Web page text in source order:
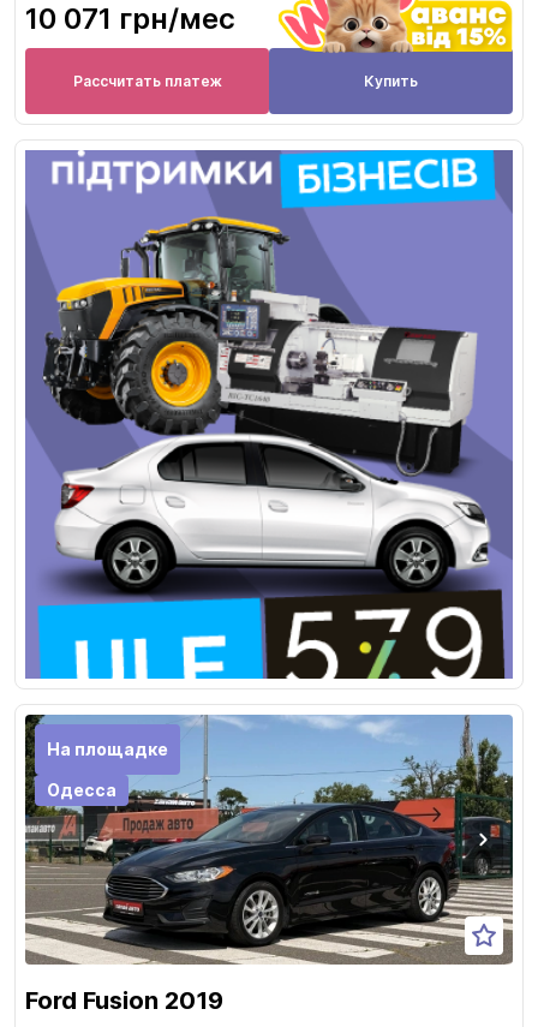
10 071 грн/мес
Рассчитать платеж Купить
На площадке
Одесса
Ford Fusion 2019